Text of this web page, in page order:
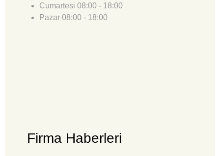
Cumartesi 08:00 - 18:00
Pazar 08:00 - 18:00
Firma Haberleri